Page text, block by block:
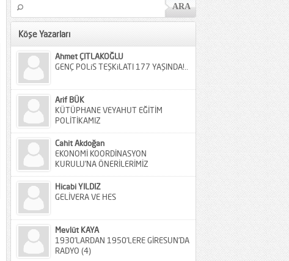
Köşe Yazarları
Ahmet ÇITLAKOĞLU
GENÇ POLiS TEŞKiLATI 177 YAŞINDA!..
Arif BÜK
KÜTÜPHANE VEYAHUT EĞİTİM
POLİTİKAMIZ
Cahit Akdoğan
EKONOMİ KOORDİNASYON
KURULU’NA ÖNERİLERİMİZ
Hicabi YILDIZ
GELİVERA VE HES
Mevlüt KAYA
1930’LARDAN 1950’LERE GİRESUN’DA
RADYO (4)